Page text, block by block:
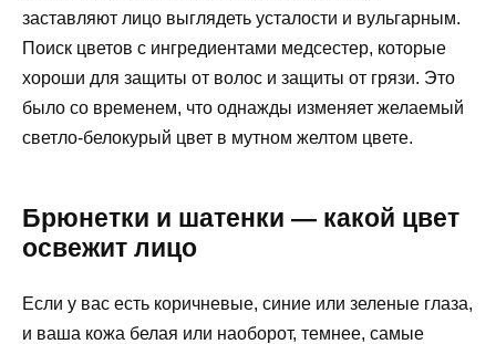
заставляют лицо выглядеть усталости и вульгарным.
Поиск цветов с ингредиентами медсестер, которые
хороши для защиты от волос и защиты от грязи. Это
было со временем, что однажды изменяет желаемый
светло-белокурый цвет в мутном желтом цвете.
Брюнетки и шатенки — какой цвет
освежит лицо
Если у вас есть коричневые, синие или зеленые глаза,
и ваша кожа белая или наоборот, темнее, самые